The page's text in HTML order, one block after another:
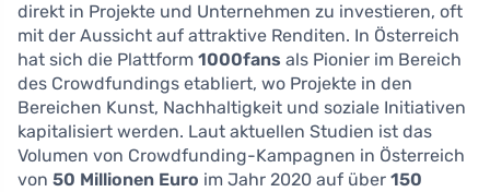
direkt in Projekte und Unternehmen zu investieren, oft
mit der Aussicht auf attraktive Renditen. In Österreich
hat sich die Plattform 1000fans als Pionier im Bereich
des Crowdfundings etabliert, wo Projekte in den
Bereichen Kunst, Nachhaltigkeit und soziale Initiativen
kapitalisiert werden. Laut aktuellen Studien ist das
Volumen von Crowdfunding-Kampagnen in Österreich
von 50 Millionen Euro im Jahr 2020 auf über 150